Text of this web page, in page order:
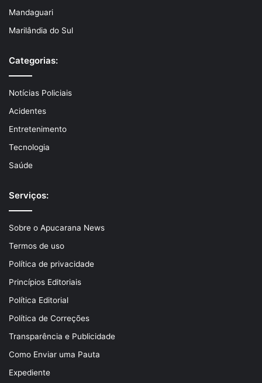
Mandaguari
Marilândia do Sul
Categorias:
Notícias Policiais
Acidentes
Entretenimento
Tecnologia
Saúde
Serviços:
Sobre o Apucarana News
Termos de uso
Política de privacidade
Princípios Editoriais
Política Editorial
Política de Correções
Transparência e Publicidade
Como Enviar uma Pauta
Expediente